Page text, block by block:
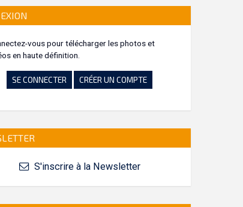
vous pour télécharger les photos et
en haute définition.
SE CONNECTER CRÉER UN COMPTE
S'inscrire à la Newsletter